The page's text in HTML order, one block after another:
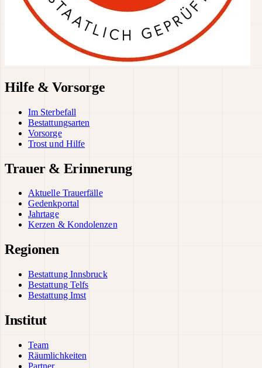
Hilfe & Vorsorge
Im Sterbefall
Bestattungsarten
Vorsorge
Trost und Hilfe
Trauer & Erinnerung
Aktuelle Trauerfälle
Gedenkportal
Jahrtage
Kerzen & Kondolenzen
Regionen
Bestattung Innsbruck
Bestattung Telfs
Bestattung Imst
Institut
Team
Räumlichkeiten
Partner